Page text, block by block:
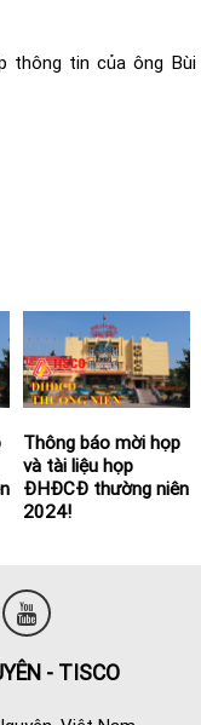
thông tin của ông Bùi
Thông báo mời họp
và tài liệu họp
ĐHĐCĐ thường niên
2024!
- TISCO